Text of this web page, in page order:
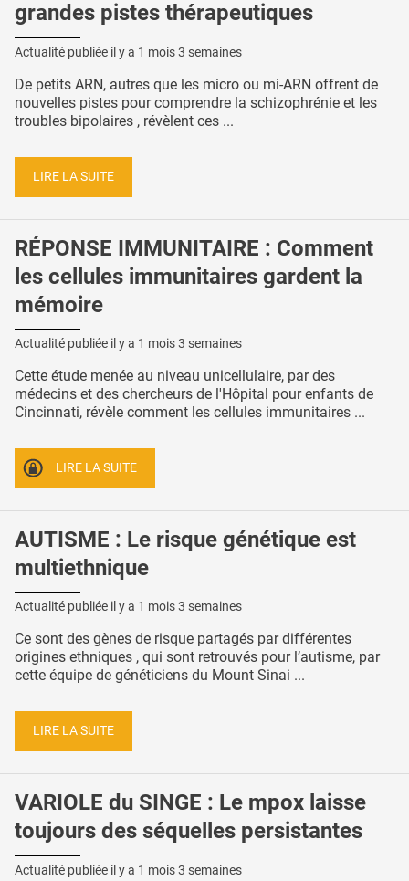
grandes pistes thérapeutiques
Actualité publiée il y a 1 mois 3 semaines
De petits ARN, autres que les micro ou mi-ARN offrent de
nouvelles pistes pour comprendre la schizophrénie et les
troubles bipolaires , révèlent ces ...
LIRE LA SUITE
RÉPONSE IMMUNITAIRE : Comment
les cellules immunitaires gardent la
mémoire
Actualité publiée il y a 1 mois 3 semaines
Cette étude menée au niveau unicellulaire, par des
médecins et des chercheurs de l'Hôpital pour enfants de
Cincinnati, révèle comment les cellules immunitaires ...
LIRE LA SUITE
AUTISME : Le risque génétique est
multiethnique
Actualité publiée il y a 1 mois 3 semaines
Ce sont des gènes de risque partagés par différentes
origines ethniques , qui sont retrouvés pour l’autisme, par
cette équipe de généticiens du Mount Sinai ...
LIRE LA SUITE
VARIOLE du SINGE : Le mpox laisse
toujours des séquelles persistantes
Actualité publiée il y a 1 mois 3 semaines